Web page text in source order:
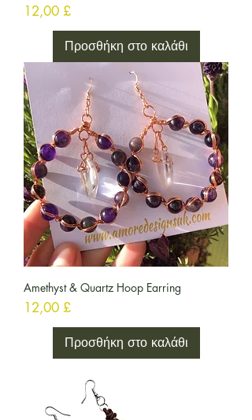
Τιμή
12,00 £
Προσθήκη στο καλάθι
Amethyst & Quartz Hoop Earring
Τιμή
12,00 £
Προσθήκη στο καλάθι